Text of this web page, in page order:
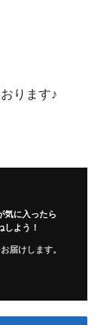
ります♪
気に入ったら
しよう！
届けします。